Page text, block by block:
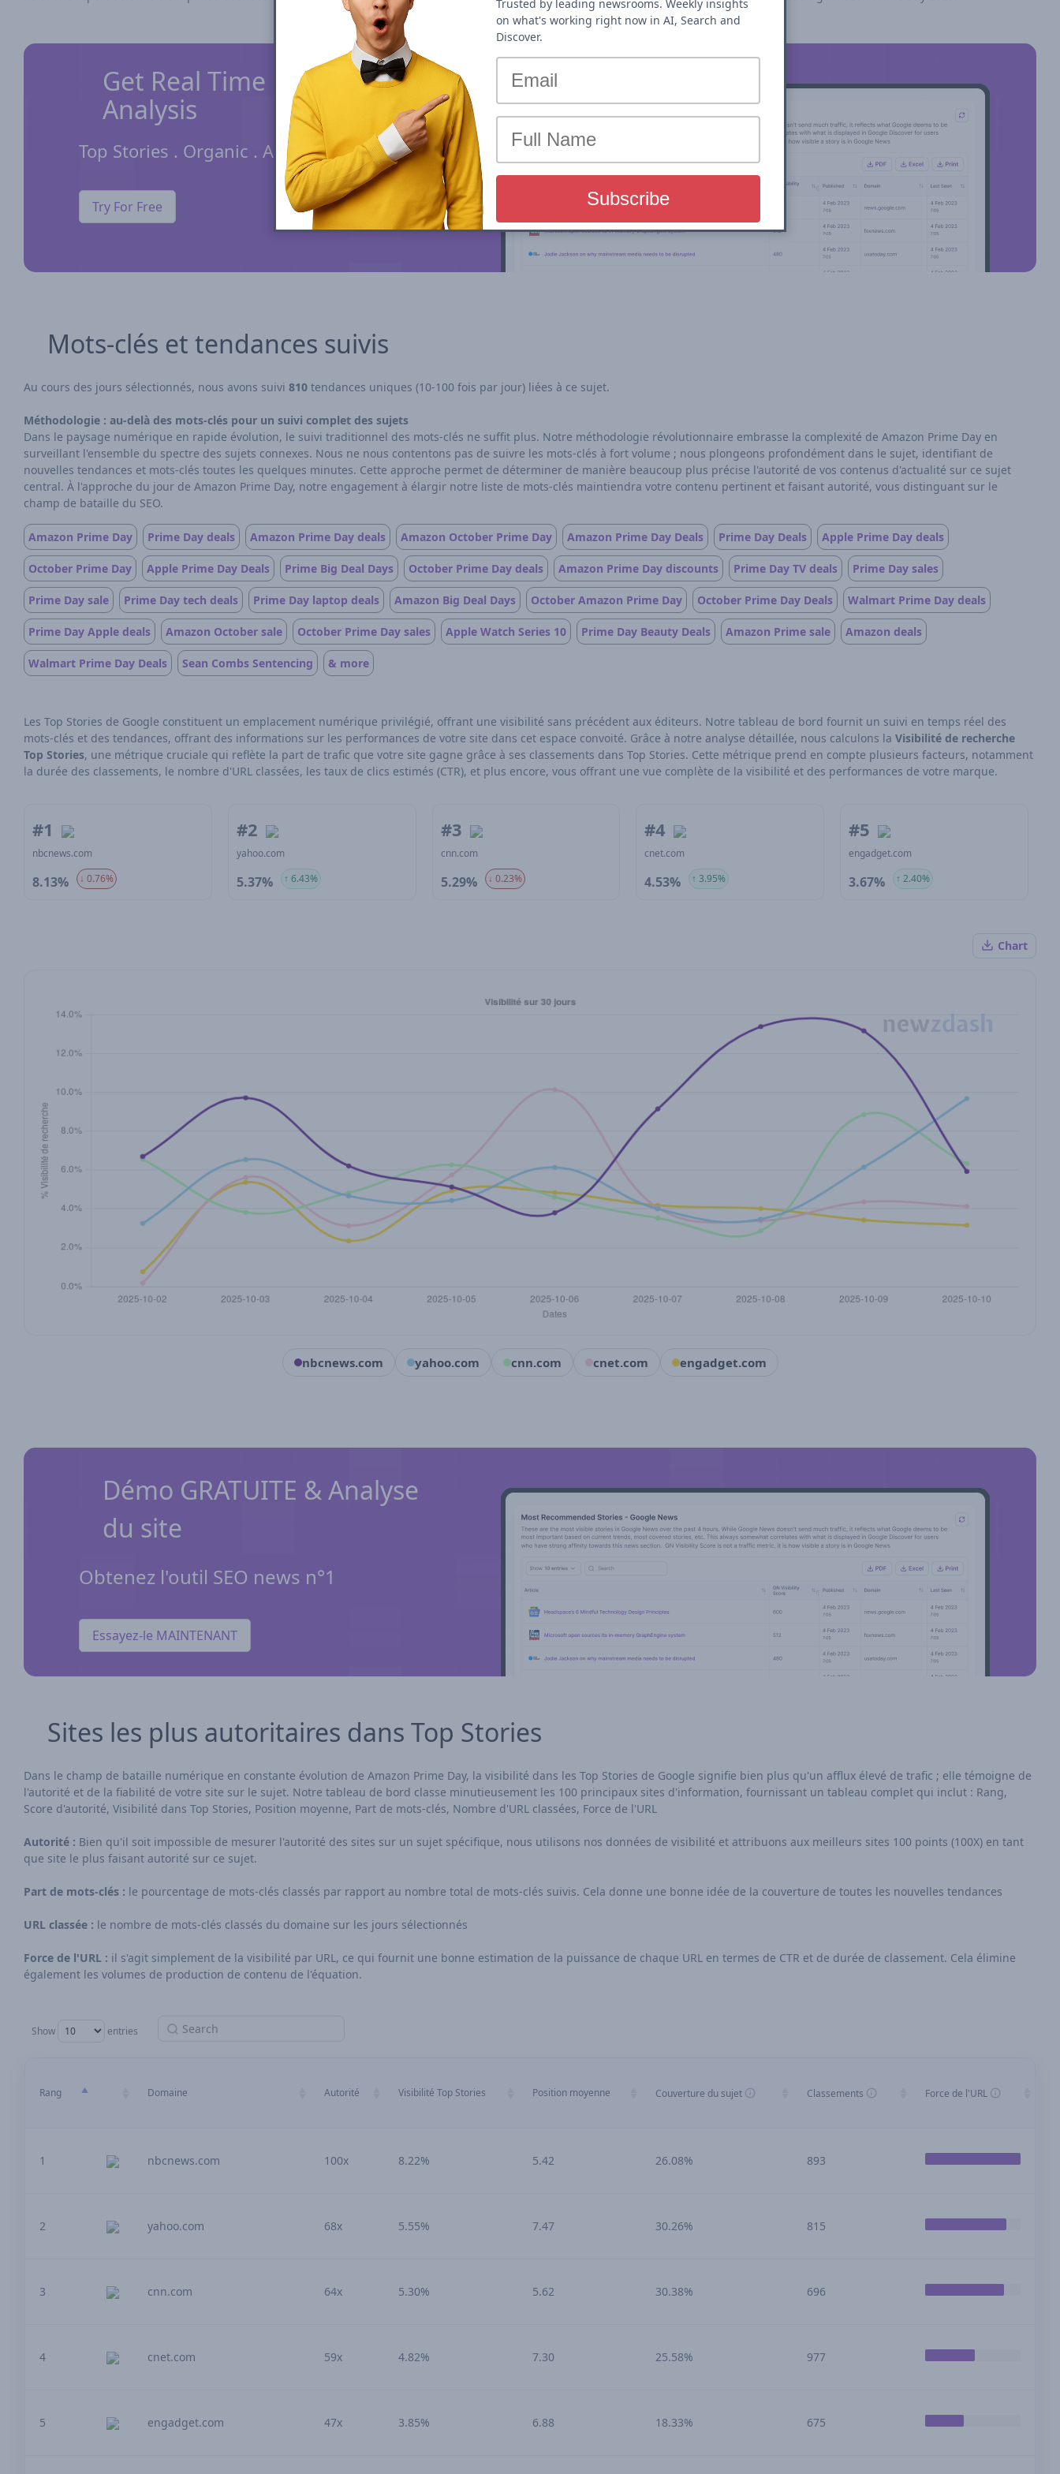
Get Real Time Updates & Historic
Analysis
Top Stories . Organic . AI Overview . Discover
Try For Free
Mots-clés et tendances suivis
Au cours des jours sélectionnés, nous avons suivi 810 tendances uniques (10-100 fois par jour) liées à ce sujet.
Méthodologie : au-delà des mots-clés pour un suivi complet des sujets
Dans le paysage numérique en rapide évolution, le suivi traditionnel des mots-clés ne suffit plus. Notre méthodologie révolutionnaire embrasse la complexité de Amazon Prime Day en
surveillant l'ensemble du spectre des sujets connexes. Nous ne nous contentons pas de suivre les mots-clés à fort volume ; nous plongeons profondément dans le sujet, identifiant de
nouvelles tendances et mots-clés toutes les quelques minutes. Cette approche permet de déterminer de manière beaucoup plus précise l'autorité de vos contenus d'actualité sur ce sujet
central. À l'approche du jour de Amazon Prime Day, notre engagement à élargir notre liste de mots-clés maintiendra votre contenu pertinent et faisant autorité, vous distinguant sur le
champ de bataille du SEO.
Amazon Prime Day Prime Day deals Amazon Prime Day deals Amazon October Prime Day Amazon Prime Day Deals Prime Day Deals Apple Prime Day deals
October Prime Day Apple Prime Day Deals Prime Big Deal Days October Prime Day deals Amazon Prime Day discounts Prime Day TV deals Prime Day sales
Prime Day sale Prime Day tech deals Prime Day laptop deals Amazon Big Deal Days October Amazon Prime Day October Prime Day Deals Walmart Prime Day deals
Prime Day Apple deals Amazon October sale October Prime Day sales Apple Watch Series 10 Prime Day Beauty Deals Amazon Prime sale Amazon deals
Walmart Prime Day Deals Sean Combs Sentencing & more
Les Top Stories de Google constituent un emplacement numérique privilégié, offrant une visibilité sans précédent aux éditeurs. Notre tableau de bord fournit un suivi en temps réel des
mots-clés et des tendances, offrant des informations sur les performances de votre site dans cet espace convoité. Grâce à notre analyse détaillée, nous calculons la Visibilité de recherche
Top Stories, une métrique cruciale qui reflète la part de trafic que votre site gagne grâce à ses classements dans Top Stories. Cette métrique prend en compte plusieurs facteurs, notamment
la durée des classements, le nombre d'URL classées, les taux de clics estimés (CTR), et plus encore, vous offrant une vue complète de la visibilité et des performances de votre marque.
#1
nbcnews.com
8.13% ↓ 0.76%
#2
yahoo.com
5.37% ↑ 6.43%
#3
cnn.com
5.29% ↓ 0.23%
#4
cnet.com
4.53% ↑ 3.95%
#5
engadget.com
3.67% ↑ 2.40%
Chart
nbcnews.com yahoo.com cnn.com cnet.com engadget.com
Démo GRATUITE & Analyse
du site
Obtenez l'outil SEO news n°1
Essayez-le MAINTENANT
Sites les plus autoritaires dans Top Stories
Dans le champ de bataille numérique en constante évolution de Amazon Prime Day, la visibilité dans les Top Stories de Google signifie bien plus qu'un afflux élevé de trafic ; elle témoigne de
l'autorité et de la fiabilité de votre site sur le sujet. Notre tableau de bord classe minutieusement les 100 principaux sites d'information, fournissant un tableau complet qui inclut : Rang,
Score d'autorité, Visibilité dans Top Stories, Position moyenne, Part de mots-clés, Nombre d'URL classées, Force de l'URL
Autorité : Bien qu'il soit impossible de mesurer l'autorité des sites sur un sujet spécifique, nous utilisons nos données de visibilité et attribuons aux meilleurs sites 100 points (100X) en tant
que site le plus faisant autorité sur ce sujet.
Part de mots-clés : le pourcentage de mots-clés classés par rapport au nombre total de mots-clés suivis. Cela donne une bonne idée de la couverture de toutes les nouvelles tendances
URL classée : le nombre de mots-clés classés du domaine sur les jours sélectionnés
Force de l'URL : il s'agit simplement de la visibilité par URL, ce qui fournit une bonne estimation de la puissance de chaque URL en termes de CTR et de durée de classement. Cela élimine
également les volumes de production de contenu de l'équation.
Show entries
Rang Domaine Autorité Visibilité Top Stories Position moyenne Couverture du sujet Classements Force de l'URL
1 nbcnews.com 100x 8.22% 5.42 26.08% 893
2 yahoo.com 68x 5.55% 7.47 30.26% 815
3 cnn.com 64x 5.30% 5.62 30.38% 696
4 cnet.com 59x 4.82% 7.30 25.58% 977
5 engadget.com 47x 3.85% 6.88 18.33% 675
Trusted by leading newsrooms. Weekly insights
on what's working right now in AI, Search and
Discover.